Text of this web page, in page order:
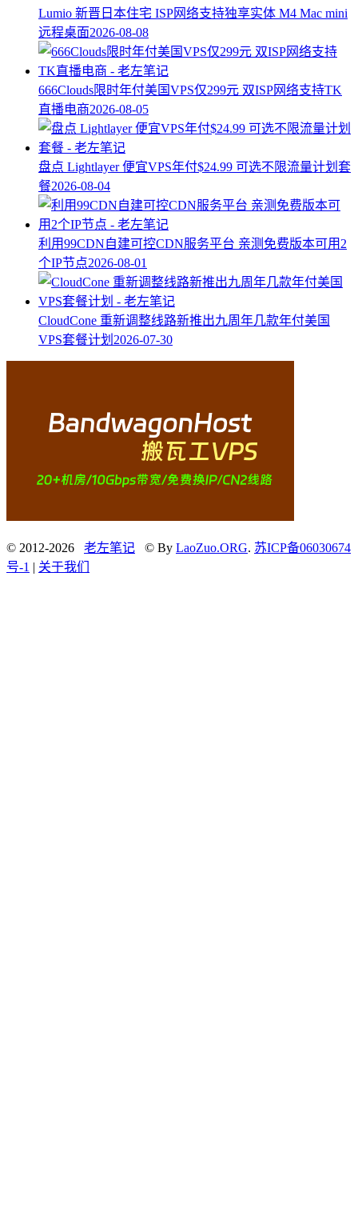
Lumio 新晋日本住宅 ISP网络支持独享实体 M4 Mac mini
远程桌面2026-08-08
666Clouds限时年付美国VPS仅299元 双ISP网络支持TK
直播电商2026-08-05
盘点 Lightlayer 便宜VPS年付$24.99 可选不限流量计划套
餐2026-08-04
利用99CDN自建可控CDN服务平台 亲测免费版本可用2
个IP节点2026-08-01
CloudCone 重新调整线路新推出九周年几款年付美国
VPS套餐计划 2026-07-30
© 2012-2026 老左笔记 © By LaoZuo.ORG. 苏ICP备06030674
号-1 | 关于我们